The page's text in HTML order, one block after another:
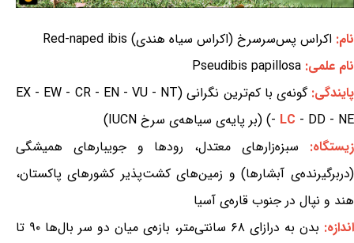
نام: اکراس پس‌سرسرخ (اکراس سیاه هندی) Red-naped ibis
نام علمی: Pseudibis papillosa
پایندگی:
گونه‌ی با کم‌ترین نگرانی (EX - EW - CR - EN - VU - NT
- LC - DD - NE) (بر پایه‌ی سیاهه‌ی سرخ IUCN)
زیستگاه: سبزه‌زارهای معتدل، رودها و جویبارهای همیشگی
(دربرگیرنده‌ی آبشارها) و زمین‌های کشت‌پذیر کشورهای پاکستان،
هند و نپال در جنوب قاره‌ی آسیا
اندازه:
بدن به درازای ۶۸ سانتی‌متر، بازه‌ی میان دو سر بال‌ها ۹۰ تا